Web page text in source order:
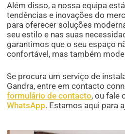
Além disso, a nossa equipa
tendências e inovações do
para oferecer soluções
seu estilo e nas suas
garantimos que o seu espaço
confortável, mas também
Se procura um serviço de
Gandra, entre em contacto
formulário de contacto, ou fale
WhatsApp. Estamos aqui para